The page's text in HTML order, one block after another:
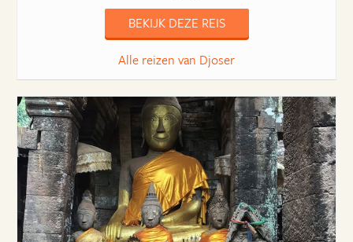
BEKIJK DEZE REIS
Alle reizen van Djoser